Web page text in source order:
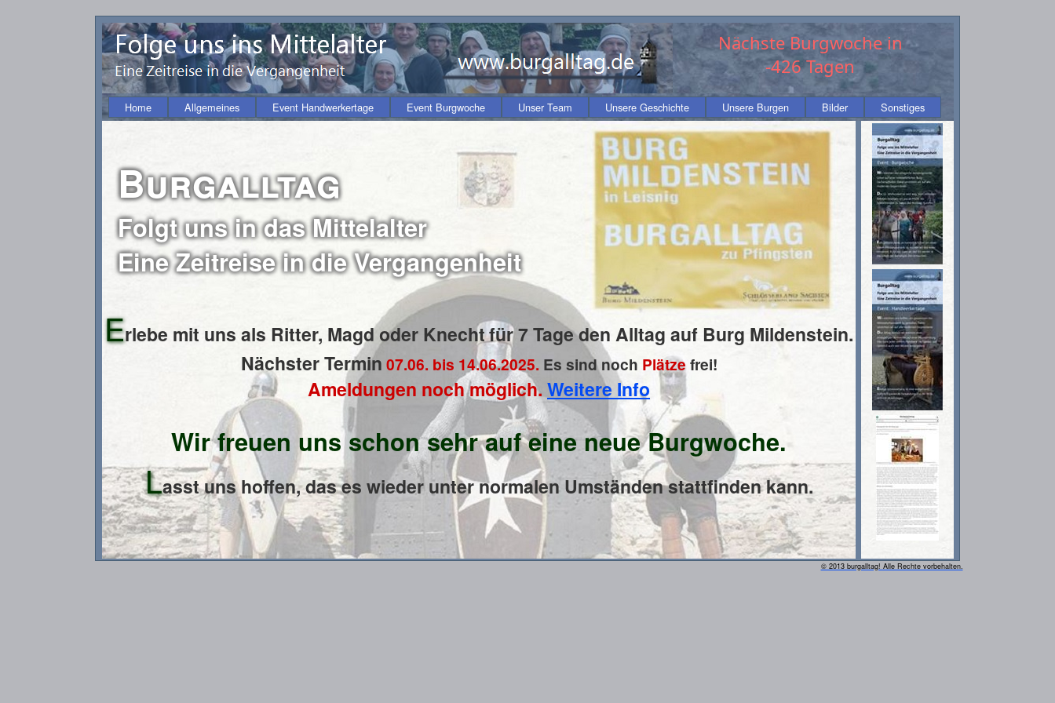
Nächste Burgwoche in
-426Tagen
Besuch uns auf Facebook
Home Allgemeines Event Handwerkertage Event Burgwoche Unser Team Unsere Geschichte Unsere Burgen Bilder Sonstiges
Burgalltag
Folgt uns in das Mittelalter
Eine Zeitreise in die Vergangenheit
Erlebe mit uns als Ritter, Magd oder Knechtfür 7 Tage den Alltag auf Burg Mildenstein.
Nächster Termin 07.06. bis 14.06.2025. Es sind noch Plätzefrei!
Ameldungen noch möglich. Weitere Info
Wir freuen uns schon sehr auf eine neue Burgwoche.
Lasst uns hoffen, das es wieder unter normalen Umständen stattfinden kann.
© 2013 burgalltag! Alle Rechte vorbehalten.